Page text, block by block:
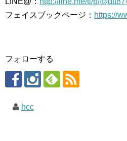
フェイスブックページ： https://
フォローする
hcc